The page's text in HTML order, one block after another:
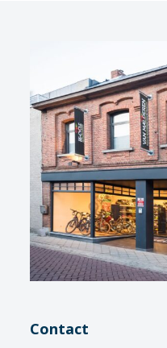
Contact